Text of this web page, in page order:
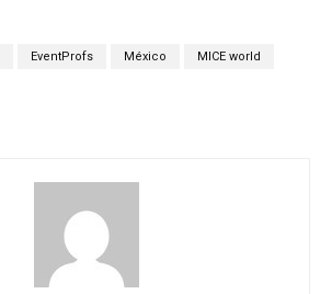
EventProfs México MICE world